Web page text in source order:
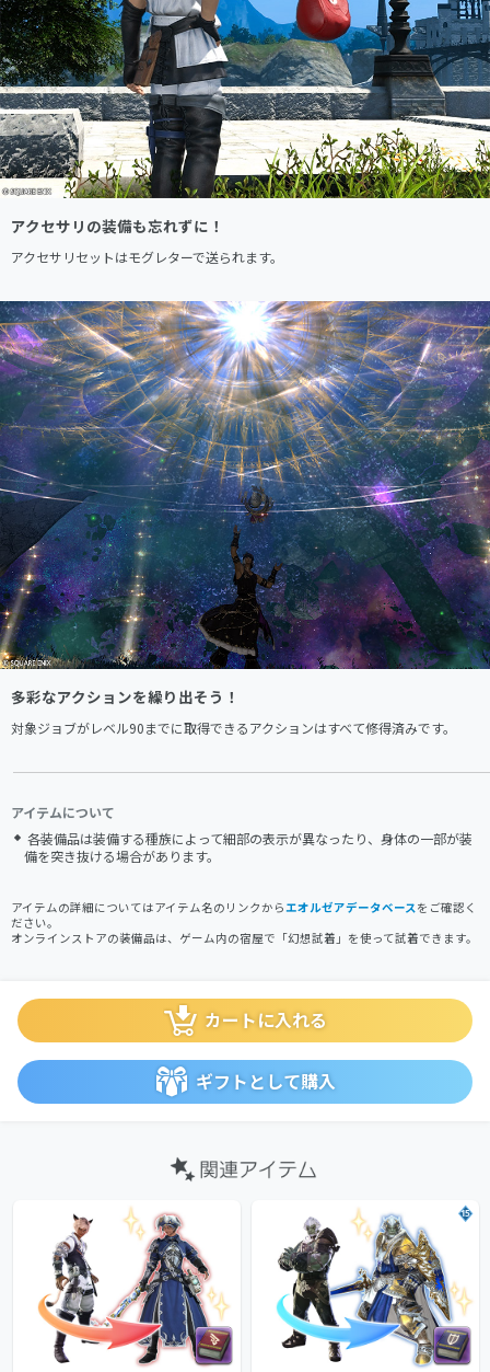
アクセサリの装備も忘れずに！
アクセサリセットはモグレターで送られます。
多彩なアクションを繰り出そう！
対象ジョブがレベル90までに取得できるアクションはすべて修得済みです。
アイテムについて
各装備品は装備する種族によって細部の表示が異なったり、身体の一部が装
備を突き抜ける場合があります。
アイテムの詳細についてはアイテム名のリンクからエオルゼアデータベース をご確認く
ださい。
オンラインストアの装備品は、ゲーム内の宿屋で「幻想試着」を使って試着できます。
カートに入れる
ギフトとして購入
15